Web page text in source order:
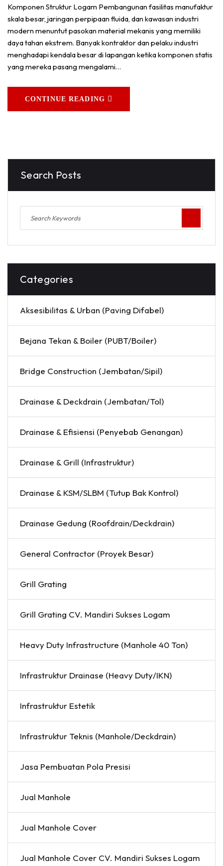
Komponen Struktur Logam Pembangunan fasilitas manufaktur
skala besar, jaringan perpipaan fluida, dan kawasan industri
modern menuntut pasokan material mekanis yang memiliki
daya tahan ekstrem. Banyak kontraktor dan pelaku industri
menghadapi kendala besar di lapangan ketika komponen statis
yang mereka pasang mengalami…
CONTINUE READING
Search Posts
Categories
Aksesibilitas & Urban (Paving Difabel)
Bejana Tekan & Boiler (PUBT/Boiler)
Bridge Construction (Jembatan/Sipil)
Drainase & Deckdrain (Jembatan/Tol)
Drainase & Efisiensi (Penyebab Genangan)
Drainase & Grill (Infrastruktur)
Drainase & KSM/SLBM (Tutup Bak Kontrol)
Drainase Gedung (Roofdrain/Deckdrain)
General Contractor (Proyek Besar)
Grill Grating
Grill Grating CV. Mandiri Sukses Logam
Heavy Duty Infrastructure (Manhole 40 Ton)
Infrastruktur Drainase (Heavy Duty/IKN)
Infrastruktur Estetik
Infrastruktur Teknis (Manhole/Deckdrain)
Jasa Pembuatan Pola Presisi
Jual Manhole
Jual Manhole Cover
Jual Manhole Cover CV. Mandiri Sukses Logam